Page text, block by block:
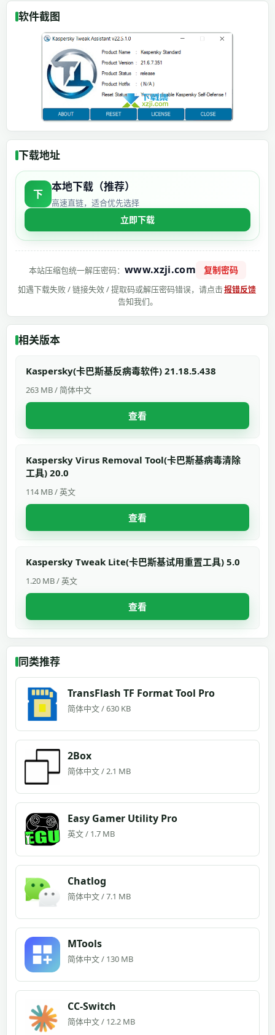
软件截图
下载地址
下
本地下载（推荐）
高速直链，适合优先选择
立即下载
本站压缩包统一解压密码：www.xzji.com 复制密码
如遇下载失败 / 链接失效 / 提取码或解压密码错误，请点击报错反馈
告知我们。
相关版本
Kaspersky(卡巴斯基反病毒软件) 21.18.5.438
263 MB / 简体中文
查看
Kaspersky Virus Removal Tool(卡巴斯基病毒清除
工具) 20.0
114 MB / 英文
查看
Kaspersky Tweak Lite(卡巴斯基试用重置工具) 5.0
1.20 MB / 英文
查看
同类推荐
TransFlash TF Format Tool Pro
简体中文 / 630 KB
2Box
简体中文 / 2.1 MB
Easy Gamer Utility Pro
英文 / 1.7 MB
Chatlog
简体中文 / 7.1 MB
MTools
简体中文 / 130 MB
CC-Switch
简体中文 / 12.2 MB